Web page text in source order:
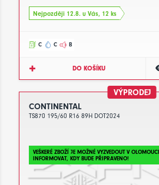
Nejpozději 12.8. u Vás, 12 ks
C C B
DO KOŠÍKU
VÝPRODEJ
CONTINENTAL
TS870 195/60 R16 89H DOT2024
VEŠKERÉ ZBOŽÍ JE MOŽNÉ VYZVEDOUT V
INFORMOVAT, KDY BUDE PŘIPRAVENO!